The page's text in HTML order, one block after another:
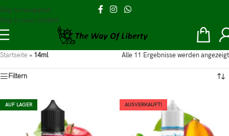
Skip to navigation
Skip to main content
Startseite » 14ml Alle 11 Ergebnisse werden angezeigt
Filtern
AUF LAGER AUSVERKAUFT!